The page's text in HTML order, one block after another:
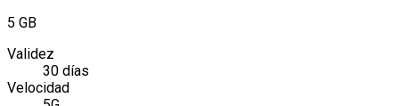
5 GB
Validez
30 días
Velocidad